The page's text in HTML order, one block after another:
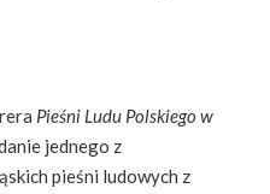
Pieśni Ludu Polskiego w
jednego z
pieśni ludowych z